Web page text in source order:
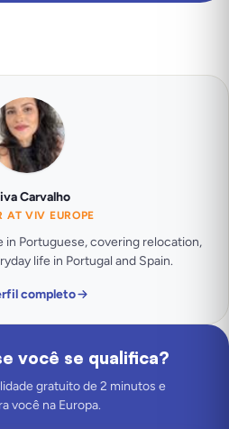
Carvalho
AT VIV EUROPE
in Portuguese, covering relocation,
life in Portugal and Spain.
completo
você se qualifica?
gratuito de 2 minutos e
você na Europa.